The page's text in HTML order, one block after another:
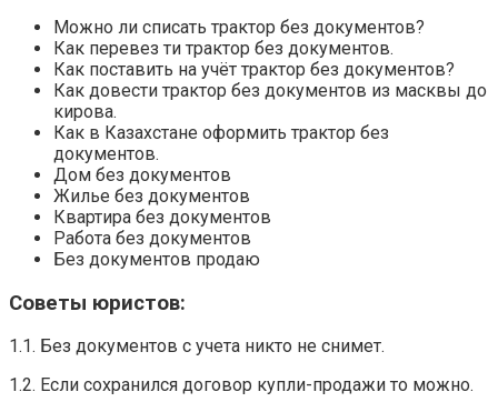
Можно ли списать трактор без документов?
Как перевез ти трактор без документов.
Как поставить на учёт трактор без документов?
Как довести трактор без документов из масквы до
кирова.
Как в Казахстане оформить трактор без
документов.
Дом без документов
Жилье без документов
Квартира без документов
Работа без документов
Без документов продаю
Советы юристов:
1.1. Без документов с учета никто не снимет.
1.2. Если сохранился договор купли-продажи то можно.